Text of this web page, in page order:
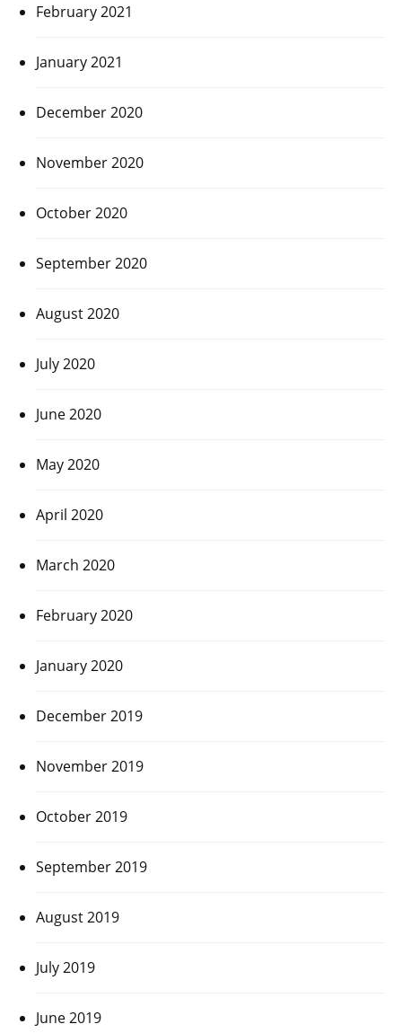
February 2021
January 2021
December 2020
November 2020
October 2020
September 2020
August 2020
July 2020
June 2020
May 2020
April 2020
March 2020
February 2020
January 2020
December 2019
November 2019
October 2019
September 2019
August 2019
July 2019
June 2019